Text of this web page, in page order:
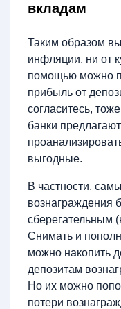
вкладам
Таким образом
инфляции, ни от
помощью можно
прибыль от
согласитесь,
банки
выгодные.
В частности,
вознаграждения
сберегательным
Снимать и
можно накопить
депозитам
Но их можно
потери